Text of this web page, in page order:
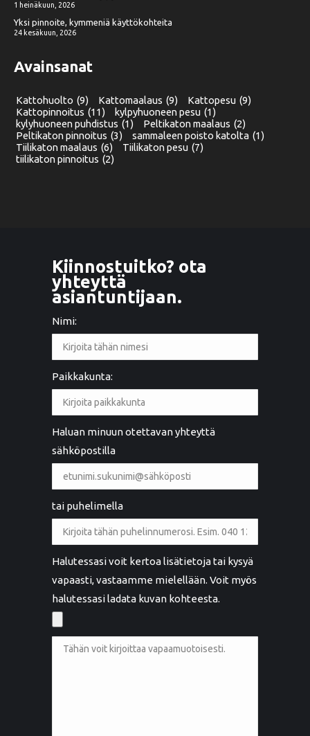
1 heinäkuun, 2026
Yksi pinnoite, kymmeniä käyttökohteita
24 kesäkuun, 2026
Avainsanat
Kattohuolto (9) Kattomaalaus (9) Kattopesu (9)
Kattopinnoitus (11) kylpyhuoneen pesu (1)
kylyhuoneen puhdistus (1) Peltikaton maalaus (2)
Peltikaton pinnoitus (3) sammaleen poisto katolta (1)
Tiilikaton maalaus (6) Tiilikaton pesu (7)
tiilikaton pinnoitus (2)
Kiinnostuitko? ota
yhteyttä
asiantuntijaan.
Nimi:
Paikkakunta:
Haluan minuun otettavan yhteyttä
sähköpostilla
tai puhelimella
Halutessasi voit kertoa lisätietoja tai kysyä
vapaasti, vastaamme mielellään. Voit myös
halutessasi ladata kuvan kohteesta.